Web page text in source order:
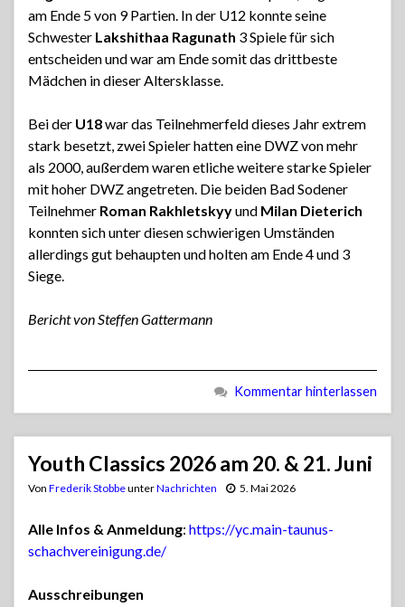
am Ende 5 von 9 Partien. In der U12 konnte seine
Schwester Lakshithaa Ragunath 3 Spiele für sich
entscheiden und war am Ende somit das drittbeste
Mädchen in dieser Altersklasse.
Bei der U18war das Teilnehmerfeld dieses Jahr extrem
stark besetzt, zwei Spieler hatten eine DWZ von mehr
als 2000, außerdem waren etliche weitere starke Spieler
mit hoher DWZ angetreten. Die beiden Bad Sodener
Teilnehmer Roman Rakhletskyyund Milan Dieterich
konnten sich unter diesen schwierigen Umständen
allerdings gut behaupten und holten am Ende 4 und 3
Siege.
Bericht von Steffen Gattermann
Kommentar hinterlassen
Youth Classics 2026 am 20. & 21. Juni
Von Frederik StobbeunterNachrichten 5. Mai 2026
Alle Infos & Anmeldung: https://yc.main-taunus-
schachvereinigung.de/
Ausschreibungen